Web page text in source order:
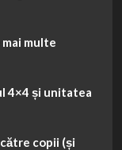
multe
4×4 și unitatea
copii (și